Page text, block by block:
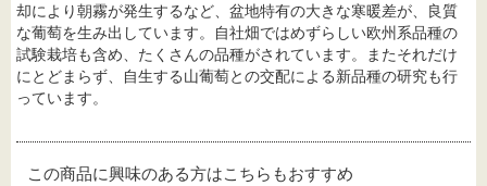
却により朝霧が発生するなど、盆地特有の大きな寒暖差が、良質
な葡萄を生み出しています。自社畑ではめずらしい欧州系品種の
試験栽培も含め、たくさんの品種がされています。またそれだけ
にとどまらず、自生する山葡萄との交配による新品種の研究も行
っています。
この商品に興味のある方はこちらもおすすめ